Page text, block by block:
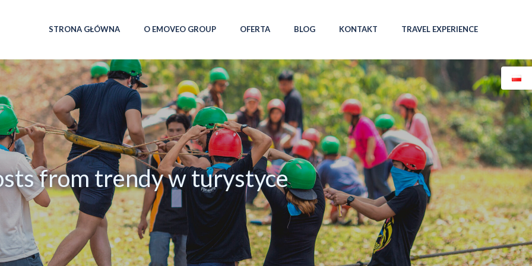
STRONA GŁÓWNA O EMOVEO GROUP OFERTA BLOG KONTAKT TRAVEL EXPERIENCE
from trendy w turystyce